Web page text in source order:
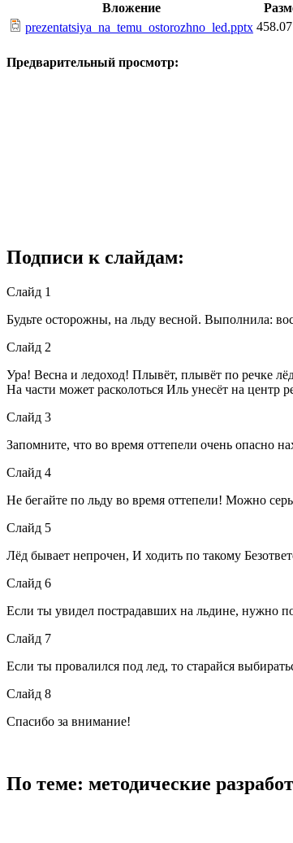
Вложение
prezentatsiya_na_temu_ostorozhno_led.pptx
Предварительный просмотр:
Подписи к слайдам:
Слайд 1
Будьте осторожны, на льду весной. Выполнила:
Слайд 2
Ура! Весна и ледоход! Плывёт, плывёт по речке
На части может расколоться Иль унесёт на центр
Слайд 3
Запомните, что во время оттепели очень опасно
Слайд 4
Не бегайте по льду во время оттепели! Можно
Слайд 5
Лёд бывает непрочен, И ходить по такому
Слайд 6
Если ты увидел пострадавших на льдине, нужно
Слайд 7
Если ты провалился под лед, то старайся
Слайд 8
Спасибо за внимание!
По теме: методические